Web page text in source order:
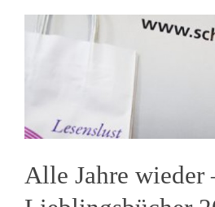
Alle Jahre wieder